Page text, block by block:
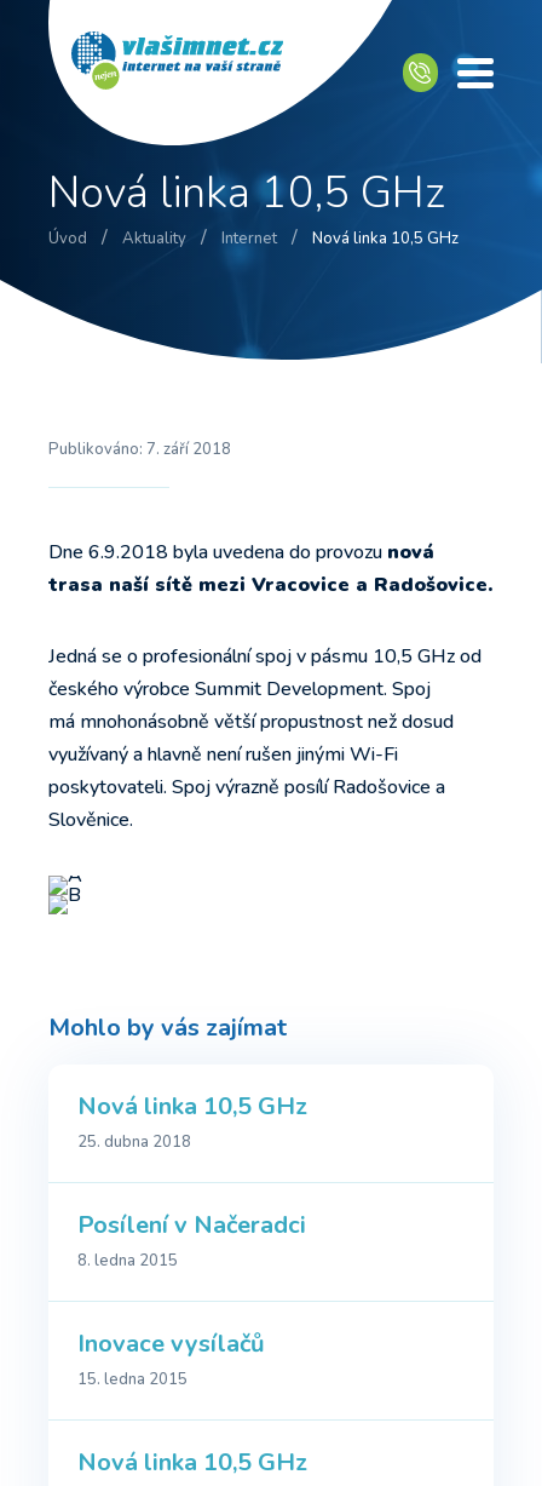
Nová linka 10,5 GHz
Úvod / Aktuality / Internet / Nová linka 10,5 GHz
Publikováno: 7. září 2018
Dne 6.9.2018 byla uvedena do provozu nová
trasa naší sítě mezi Vracovice a Radošovice.
Jedná se o profesionální spoj v pásmu 10,5 GHz od
českého výrobce Summit Development. Spoj
má mnohonásobně větší propustnost než dosud
využívaný a hlavně není rušen jinými Wi-Fi
poskytovateli. Spoj výrazně posílí Radošovice a
Slověnice.
Mohlo by vás zajímat
Nová linka 10,5 GHz
25. dubna 2018
Posílení v Načeradci
8. ledna 2015
Inovace vysílačů
15. ledna 2015
Nová linka 10,5 GHz